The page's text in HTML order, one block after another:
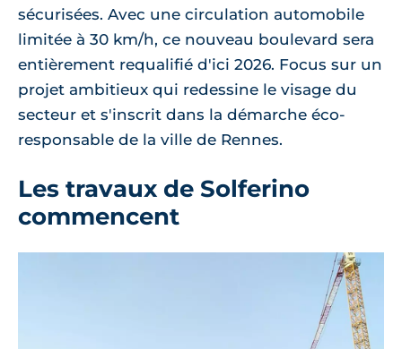
sécurisées. Avec une circulation automobile
limitée à 30 km/h, ce nouveau boulevard sera
entièrement requalifié d'ici 2026. Focus sur un
projet ambitieux qui redessine le visage du
secteur et s'inscrit dans la démarche éco-
responsable de la ville de Rennes.
Les travaux de Solferino
commencent